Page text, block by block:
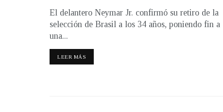
El delantero Neymar Jr. confirmó su retiro de la
selección de Brasil a los 34 años, poniendo fin a
una...
LEER MÁS